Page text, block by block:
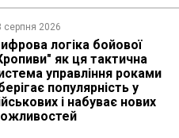
серпня 2026
логіка бойової
як ця тактична
управління роками
популярність у
і набуває нових